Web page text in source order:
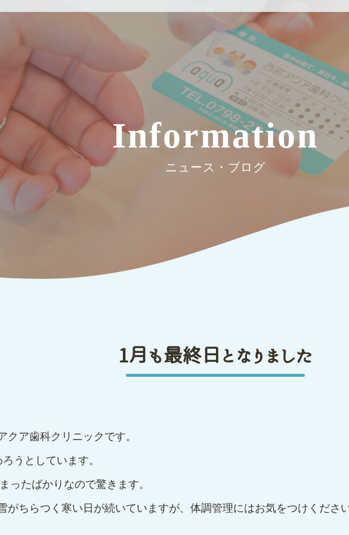
Information
ニュース・ブログ
1月も最終日となりました
クア歯科クリニックです。
うとしています。
ったばかりなので驚きます。
がちらつく寒い日が続いていますが、体調管理にはお気をつけくださ